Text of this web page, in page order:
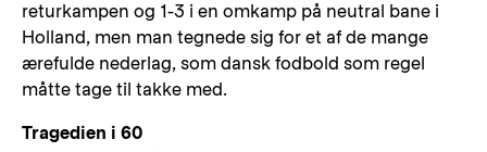
returkampen og 1-3 i en omkamp på neutral bane i
Holland, men man tegnede sig for et af de mange
ærefulde nederlag, som dansk fodbold som regel
måtte tage til takke med.
Tragedien i 60